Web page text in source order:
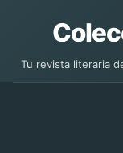
Tu revista literaria